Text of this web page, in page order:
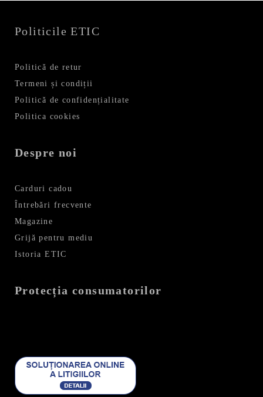
Politicile ETIC
Politică de retur
Termeni și condiții
Politică de confidențialitate
Politica cookies
Despre noi
Carduri cadou
Întrebări frecvente
Magazine
Grijă pentru mediu
Istoria ETIC
Protecția consumatorilor